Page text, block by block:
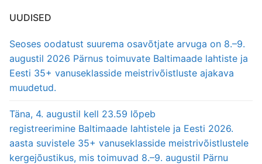
UUDISED
Seoses oodatust suurema osavõtjate arvuga on 8.–9.
augustil 2026 Pärnus toimuvate Baltimaade lahtiste ja
Eesti 35+ vanuseklasside meistrivõistluste ajakava
muudetud.
Täna, 4. augustil kell 23.59 lõpeb
registreerimine Baltimaade lahtistele ja Eesti 2026.
aasta suvistele 35+ vanuseklasside meistrivõistlustele
kergejõustikus, mis toimuvad 8.–9. augustil Pärnu